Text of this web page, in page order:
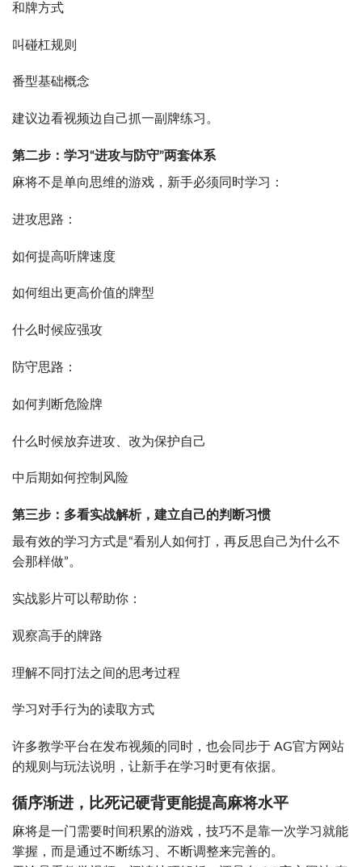
和牌方式
叫碰杠规则
番型基础概念
建议边看视频边自己抓一副牌练习。
第二步：学习“进攻与防守”两套体系
麻将不是单向思维的游戏，新手必须同时学习：
进攻思路：
如何提高听牌速度
如何组出更高价值的牌型
什么时候应强攻
防守思路：
如何判断危险牌
什么时候放弃进攻、改为保护自己
中后期如何控制风险
第三步：多看实战解析，建立自己的判断习惯
最有效的学习方式是“看别人如何打，再反思自己为什么不
会那样做”。
实战影片可以帮助你：
观察高手的牌路
理解不同打法之间的思考过程
学习对手行为的读取方式
许多教学平台在发布视频的同时，也会同步于 AG官方网站
的规则与玩法说明，让新手在学习时更有依据。
循序渐进，比死记硬背更能提高麻将水平
麻将是一门需要时间积累的游戏，技巧不是靠一次学习就能
掌握，而是通过不断练习、不断调整来完善的。